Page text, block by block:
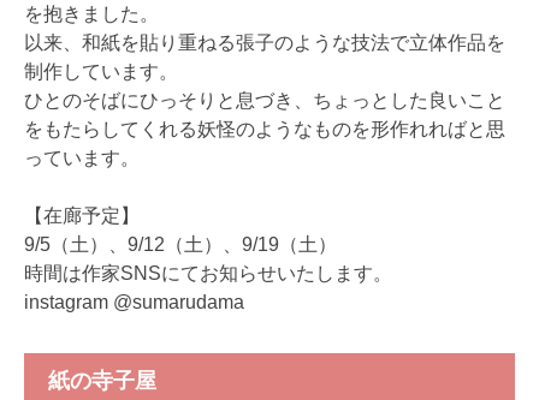
を抱きました。
以来、和紙を貼り重ねる張子のような技法で立体作品を
制作しています。
ひとのそばにひっそりと息づき、ちょっとした良いこと
をもたらしてくれる妖怪のようなものを形作れればと思
っています。
【在廊予定】
9/5（土）、9/12（土）、9/19（土）
時間は作家SNSにてお知らせいたします。
instagram @sumarudama
紙の寺子屋